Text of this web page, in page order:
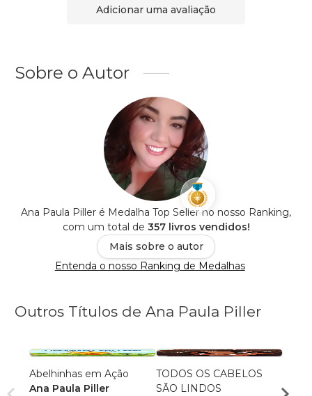
Adicionar uma avaliação
Sobre o Autor
Ana Paula Piller é Medalha Top Seller no nosso Ranking,
com um total de 357 livros vendidos!
Mais sobre o autor
Entenda o nosso Ranking de Medalhas
Outros Títulos de Ana Paula Piller
Abelhinhas em Ação
Ana Paula Piller
TODOS OS CABELOS
SÃO LINDOS